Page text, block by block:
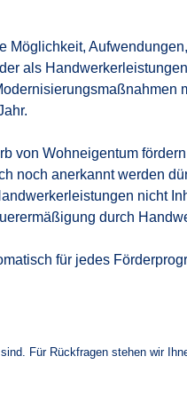
Möglichkeit,
als
von Wohneigentum
noch anerkannt werden
nicht
durch
für jedes
Für Rückfragen stehen wir